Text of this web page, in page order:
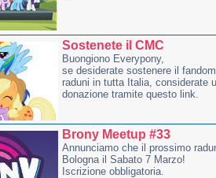
Sostenete il CMC
Buongiono Everypony,
se desiderate sostenere il
raduni in tutta Italia, considerate
donazione tramite questo link.
Brony Meetup #33
Annunciamo che il prossimo
Bologna il Sabato 7 Marzo!
Iscrizione obbligatoria.